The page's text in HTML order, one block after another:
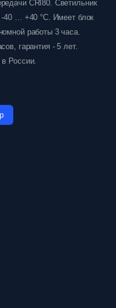
CRI80. Светильник
-40 … +40 °C. Имеет блок
работы 3 часа.
гарантия - 5 лет.
в России.